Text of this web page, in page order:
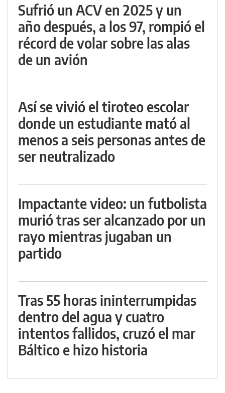
Sufrió un ACV en 2025 y un
año después, a los 97, rompió el
récord de volar sobre las alas
de un avión
Así se vivió el tiroteo escolar
donde un estudiante mató al
menos a seis personas antes de
ser neutralizado
Impactante video: un futbolista
murió tras ser alcanzado por un
rayo mientras jugaban un
partido
Tras 55 horas ininterrumpidas
dentro del agua y cuatro
intentos fallidos, cruzó el mar
Báltico e hizo historia